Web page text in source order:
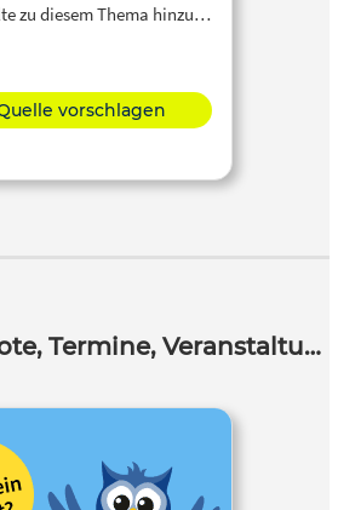
zu diesem Thema hinzu…
vorschlagen
Bildungsangebote, Termine, Veranstaltungen